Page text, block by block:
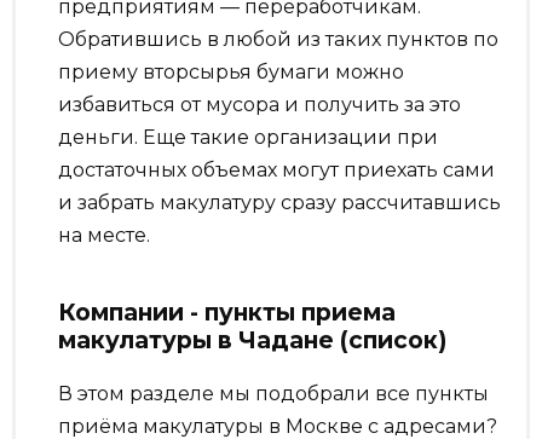
предприятиям — переработчикам.
Обратившись в любой из таких пунктов по
приему вторсырья бумаги можно
избавиться от мусора и получить за это
деньги. Еще такие организации при
достаточных объемах могут приехать сами
и забрать макулатуру сразу рассчитавшись
на месте.
Компании - пункты приема
макулатуры в Чадане (список)
В этом разделе мы подобрали все пункты
приёма макулатуры в Москве с адресами?